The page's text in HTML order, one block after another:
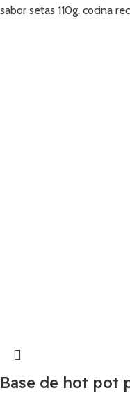
sabor setas 110g. cocina
Base de hot pot